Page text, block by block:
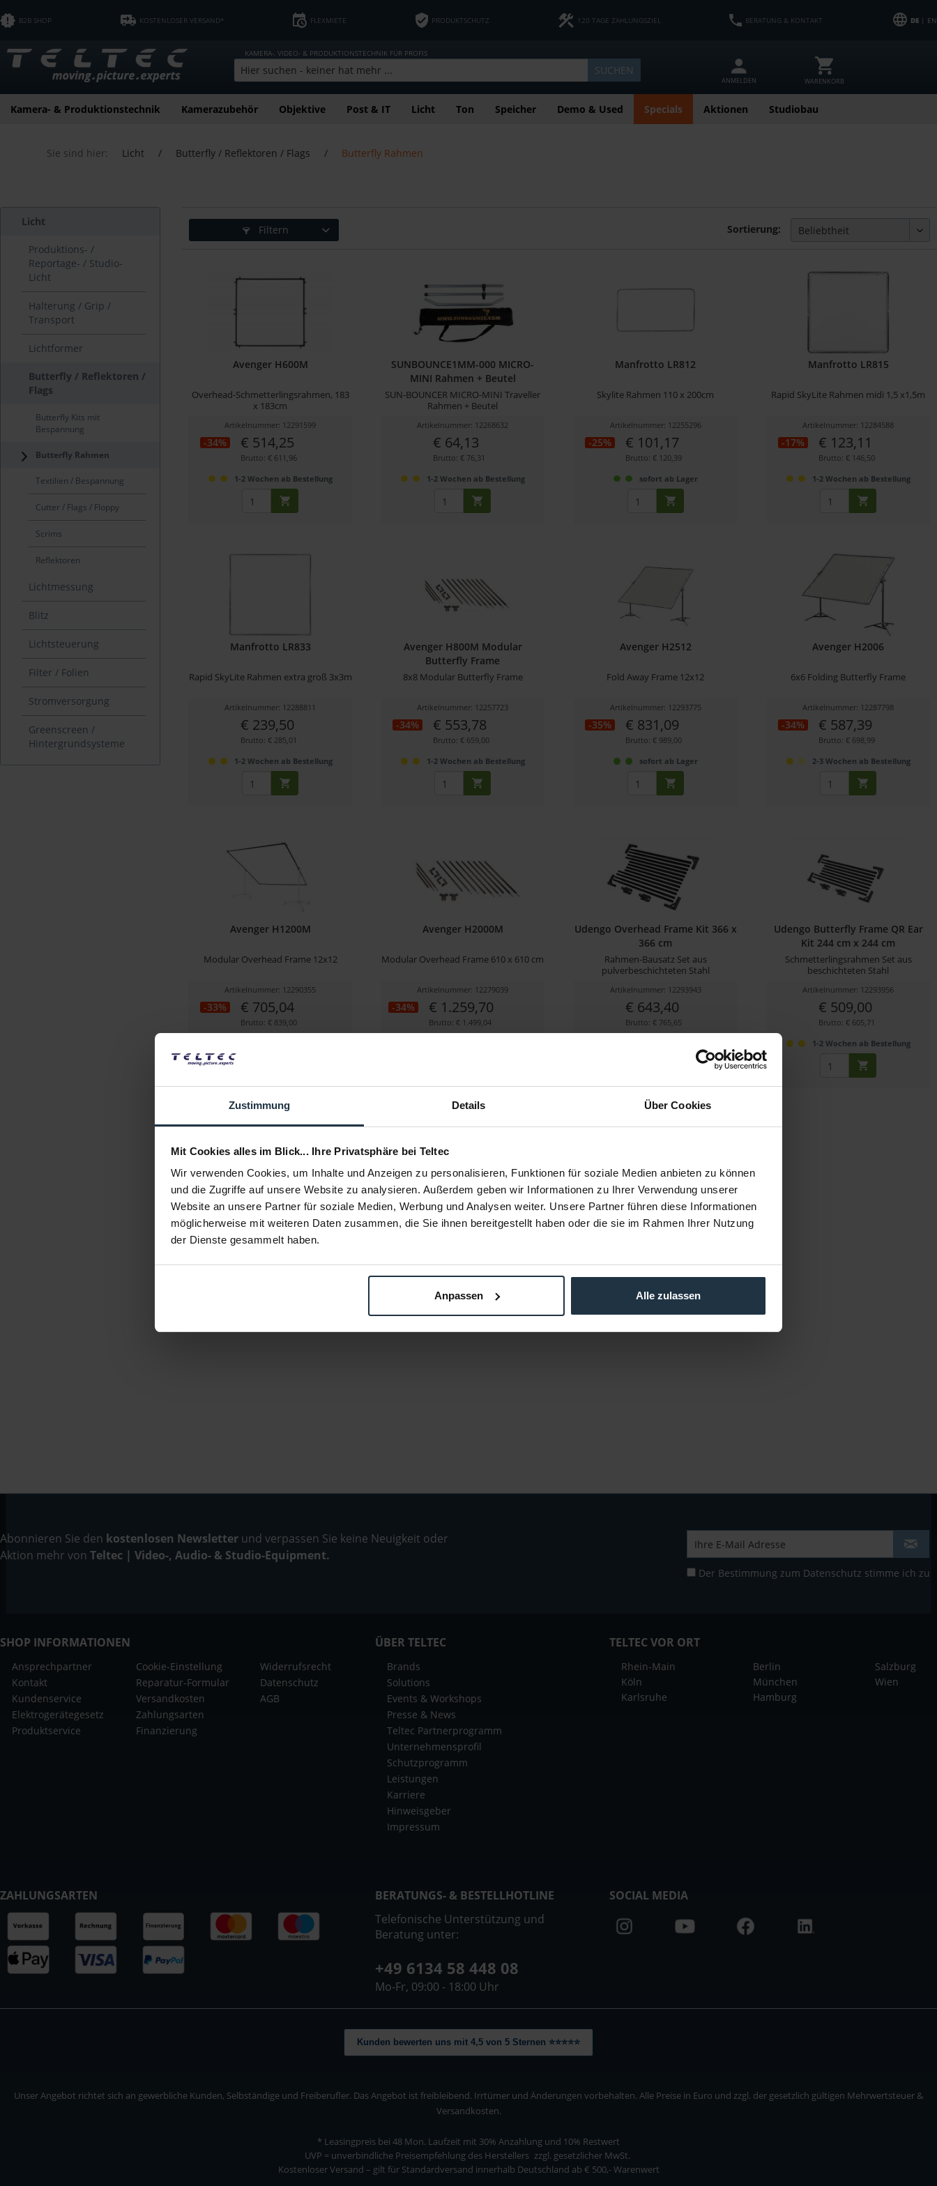
Zustimmung Details Über Cookies
Mit Cookies alles im Blick... Ihre Privatsphäre bei Teltec
Wir verwenden Cookies, um Inhalte und Anzeigen zu personalisieren, Funktionen für soziale Medien anbieten zu können
und die Zugriffe auf unsere Website zu analysieren. Außerdem geben wir Informationen zu Ihrer Verwendung unserer
Website an unsere Partner für soziale Medien, Werbung und Analysen weiter. Unsere Partner führen diese Informationen
möglicherweise mit weiteren Daten zusammen, die Sie ihnen bereitgestellt haben oder die sie im Rahmen Ihrer Nutzung
der Dienste gesammelt haben.
Anpassen Alle zulassen
B2B SHOP KOSTENLOSER VERSAND* FLEXMIETE PRODUKTSCHUTZ 120 TAGE ZAHLUNGSZIEL BERATUNG & KONTAKT DE| EN
KAMERA-, VIDEO- & PRODUKTIONSTECHNIK FÜR PROFIS
SUCHEN
ANMELDEN WARENKORB
Kamera- & Produktionstechnik Kamerazubehör Objektive Post & IT Licht Ton Speicher Demo & Used Specials Aktionen Studiobau
Sie sind hier: Licht / Butterfly / Reflektoren / Flags / Butterfly Rahmen
Licht
Produktions- /
Reportage- / Studio-
Licht
Halterung / Grip /
Transport
Lichtformer
Butterfly / Reflektoren /
Flags
Butterfly Kits mit
Bespannung
Butterfly Rahmen
Textilien / Bespannung
Cutter / Flags / Floppy
Scrims
Reflektoren
Lichtmessung
Blitz
Lichtsteuerung
Filter / Folien
Stromversorgung
Greenscreen /
Hintergrundsysteme
Filtern Sortierung:
Avenger H600M
Overhead-Schmetterlingsrahmen, 183
x 183cm
Artikelnummer: 12291599
-34% € 514,25
Brutto: € 611,96
1-2 Wochen ab Bestellung
SUNBOUNCE1MM-000 MICRO-
MINI Rahmen + Beutel
SUN-BOUNCER MICRO-MINI Traveller
Rahmen + Beutel
Artikelnummer: 12268632
€ 64,13
Brutto: € 76,31
1-2 Wochen ab Bestellung
Manfrotto LR812
Skylite Rahmen 110 x 200cm
Artikelnummer: 12255296
-25% € 101,17
Brutto: € 120,39
sofort ab Lager
Manfrotto LR815
Rapid SkyLite Rahmen midi 1,5 x1,5m
Artikelnummer: 12284588
-17% € 123,11
Brutto: € 146,50
1-2 Wochen ab Bestellung
Manfrotto LR833
Rapid SkyLite Rahmen extra groß 3x3m
Artikelnummer: 12288811
€ 239,50
Brutto: € 285,01
1-2 Wochen ab Bestellung
Avenger H800M Modular
Butterfly Frame
8x8 Modular Butterfly Frame
Artikelnummer: 12257723
-34% € 553,78
Brutto: € 659,00
1-2 Wochen ab Bestellung
Avenger H2512
Fold Away Frame 12x12
Artikelnummer: 12293775
-35% € 831,09
Brutto: € 989,00
sofort ab Lager
Avenger H2006
6x6 Folding Butterfly Frame
Artikelnummer: 12287798
-34% € 587,39
Brutto: € 698,99
2-3 Wochen ab Bestellung
Avenger H1200M
Modular Overhead Frame 12x12
Artikelnummer: 12290355
-33% € 705,04
Brutto: € 839,00
Avenger H2000M
Modular Overhead Frame 610 x 610 cm
Artikelnummer: 12279039
-34% € 1.259,70
Brutto: € 1.499,04
Udengo Overhead Frame Kit 366 x
366 cm
Rahmen-Bausatz Set aus
pulverbeschichteten Stahl
Artikelnummer: 12293943
€ 643,40
Brutto: € 765,65
Udengo Butterfly Frame QR Ear
Kit 244 cm x 244 cm
Schmetterlingsrahmen Set aus
beschichteten Stahl
Artikelnummer: 12293956
€ 509,00
Brutto: € 605,71
1-2 Wochen ab Bestellung
Abonnieren Sie den kostenlosen Newsletter und verpassen Sie keine Neuigkeit oder
Aktion mehr von Teltec | Video-, Audio- & Studio-Equipment.
Der Bestimmung zum Datenschutz stimme ich zu
SHOP INFORMATIONEN
Ansprechpartner
Kontakt
Kundenservice
Elektrogerätegesetz
Produktservice
Cookie-Einstellung
Reparatur-Formular
Versandkosten
Zahlungsarten
Finanzierung
Widerrufsrecht
Datenschutz
AGB
ÜBER TELTEC
Brands
Solutions
Events & Workshops
Presse & News
Teltec Partnerprogramm
Unternehmensprofil
Schutzprogramm
Leistungen
Karriere
Hinweisgeber
Impressum
TELTEC VOR ORT
Rhein-Main
Köln
Karlsruhe
Berlin
München
Hamburg
Salzburg
Wien
ZAHLUNGSARTEN
BERATUNGS- & BESTELLHOTLINE
Telefonische Unterstützung und
Beratung unter:
+49 6134 58 448 08
Mo-Fr, 09:00 - 18:00 Uhr
SOCIAL MEDIA
Kunden bewerten uns mit 4,5 von 5 Sternen ⭐⭐⭐⭐⭐
Unser Angebot richtet sich an gewerbliche Kunden, Selbständige und Freiberufler. Das Angebot ist freibleibend. Irrtümer und Änderungen vorbehalten. Alle Preise in Euro und zzgl. der gesetzlich gültigen Mehrwertsteuer &
Versandkosten.
* Leasingpreis bei 48 Mon. Laufzeit mit 30% Anzahlung und 10% Restwert
UVP = unverbindliche Preisempfehlung des Herstellers zzgl. gesetzlicher MwSt.
Kostenloser Versand – gilt für Standardversand innerhalb Deutschland ab € 500,- Warenwert